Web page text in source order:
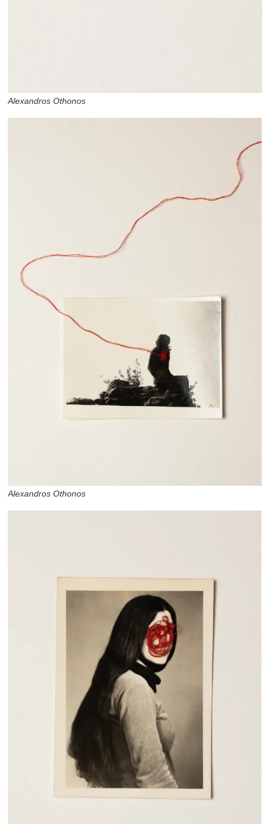
Alexandros Othonos
Alexandros Othonos